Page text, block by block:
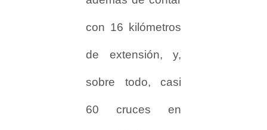
con 16 kilómetros
de extensión, y,
sobre todo, casi
60 cruces en